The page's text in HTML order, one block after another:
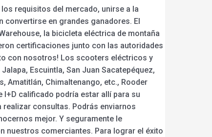
requisitos del mercado, unirse a la
convertirse en grandes ganadores. El
la bicicleta eléctrica de montaña
certificaciones junto con las autoridades
con nosotros! Los scooters eléctricos y
Escuintla, San Juan Sacatepéquez,
Amatitlán, Chimaltenango, etc., Rooder
I+D calificado podría estar allí para su
consultas. Podrás enviarnos
mejor. Y seguramente le
nuestros comerciantes. Para lograr el éxito